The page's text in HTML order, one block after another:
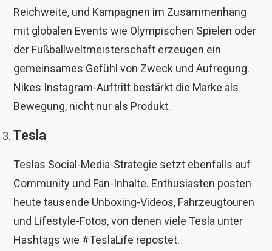
Reichweite, und Kampagnen im Zusammenhang
mit globalen Events wie Olympischen Spielen oder
der Fußballweltmeisterschaft erzeugen ein
gemeinsames Gefühl von Zweck und Aufregung.
Nikes Instagram-Auftritt bestärkt die Marke als
Bewegung, nicht nur als Produkt.
Tesla
Teslas Social-Media-Strategie setzt ebenfalls auf
Community und Fan-Inhalte. Enthusiasten posten
heute tausende Unboxing-Videos, Fahrzeugtouren
und Lifestyle-Fotos, von denen viele Tesla unter
Hashtags wie #TeslaLife repostet.